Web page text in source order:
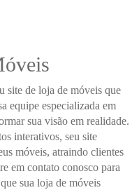
site de loja de móveis que
equipe especializada em
sua visão em realidade.
interativos, seu site
móveis, atraindo clientes
em contato conosco para
sua loja de móveis